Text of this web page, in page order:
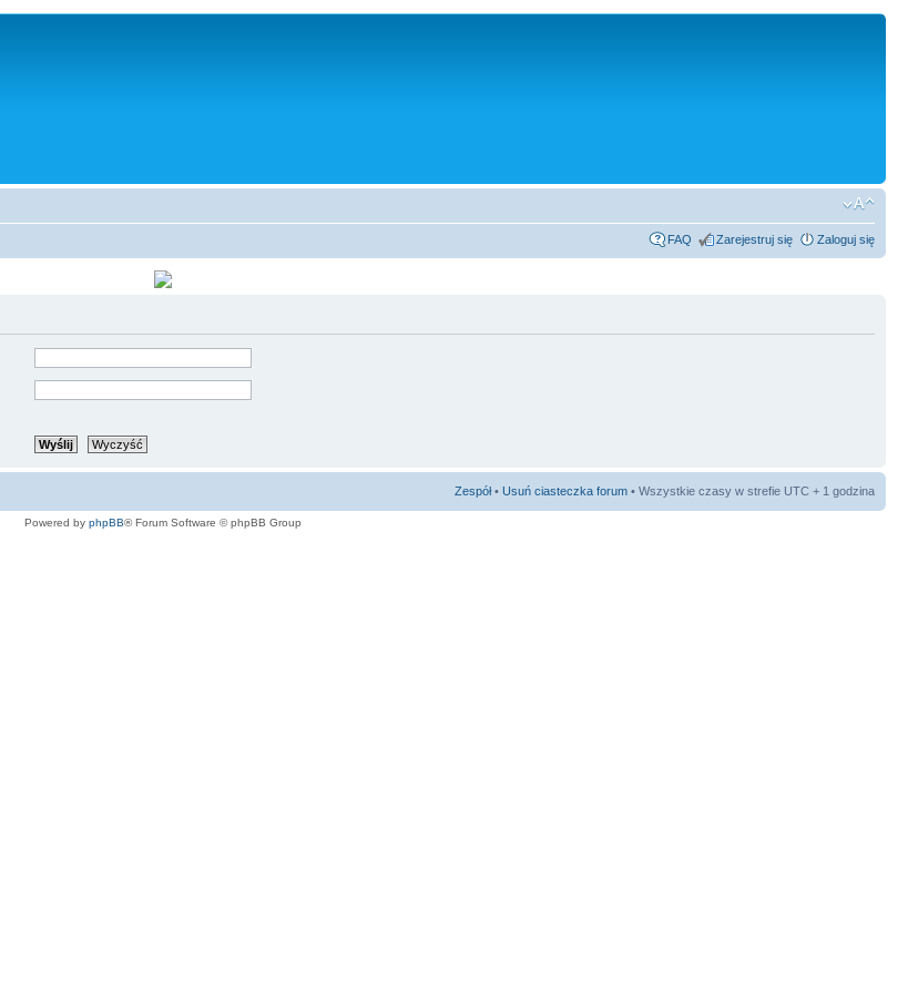
FAQ Zarejestruj się Zaloguj się
Zespół• Usuń ciasteczka forum • Wszystkie czasy w strefie UTC + 1 godzina
Powered by phpBB® Forum Software © phpBB Group